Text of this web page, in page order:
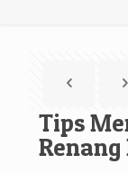
Tips
Renang